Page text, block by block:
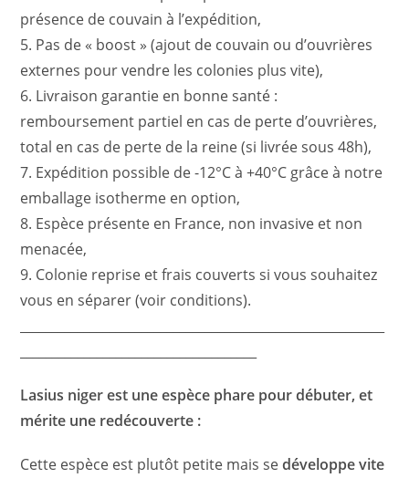
présence de couvain à l’expédition,
5. Pas de « boost » (ajout de couvain ou d’ouvrières
externes pour vendre les colonies plus vite),
6. Livraison garantie en bonne santé :
remboursement partiel en cas de perte d’ouvrières,
total en cas de perte de la reine (si livrée sous 48h),
7. Expédition possible de -12°C à +40°C grâce à notre
emballage isotherme en option,
8. Espèce présente en France, non invasive et non
menacée,
9. Colonie reprise et frais couverts si vous souhaitez
vous en séparer (voir conditions).
Lasius niger est une espèce phare pour débuter, et
mérite une redécouverte :
Cette espèce est plutôt petite mais sedéveloppe vite